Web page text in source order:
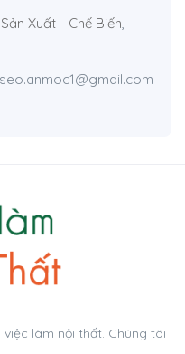
Sản Xuất - Chế Biến
seo.anmoc1@gmail.com
làm nội thất. Chúng tôi